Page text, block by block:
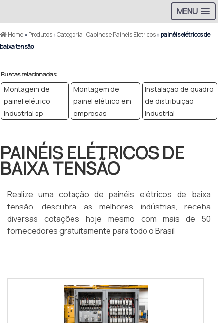
MENU
Home»Produtos»Categoria -Cabines e Painéis Elétricos»painéis elétricos de
baixa tensão
Buscas relacionadas:
Montagem de
painel elétrico
industrial sp
Montagem de
painel elétrico em
empresas
Instalação de quadro
de distribuição
industrial
PAINÉIS ELÉTRICOS DE
BAIXA TENSÃO
Realize uma cotação de painéis elétricos de baixa
tensão, descubra as melhores indústrias, receba
diversas cotações hoje mesmo com mais de 50
fornecedores gratuitamente para todo o Brasil